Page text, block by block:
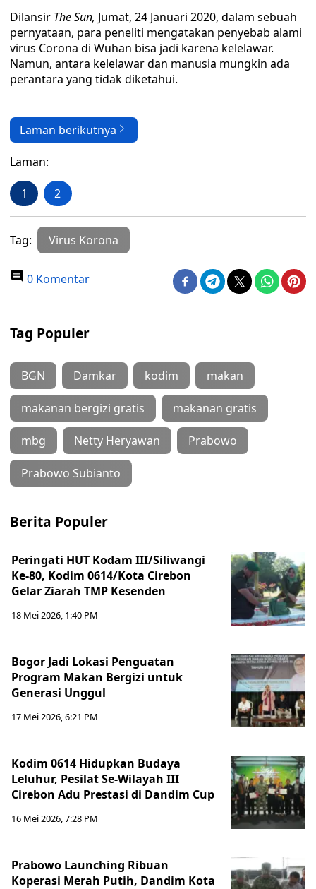
Dilansir The Sun, Jumat, 24 Januari 2020, dalam sebuah
pernyataan, para peneliti mengatakan penyebab alami
virus Corona di Wuhan bisa jadi karena kelelawar.
Namun, antara kelelawar dan manusia mungkin ada
perantara yang tidak diketahui.
Laman berikutnya
Laman:
1 2
Tag: Virus Korona
0 Komentar
Tag Populer
BGN Damkar kodim makan
makanan bergizi gratis makanan gratis
mbg Netty Heryawan Prabowo
Prabowo Subianto
Berita Populer
Peringati HUT Kodam III/Siliwangi
Ke-80, Kodim 0614/Kota Cirebon
Gelar Ziarah TMP Kesenden
18 Mei 2026, 1:40 PM
Bogor Jadi Lokasi Penguatan
Program Makan Bergizi untuk
Generasi Unggul
17 Mei 2026, 6:21 PM
Kodim 0614 Hidupkan Budaya
Leluhur, Pesilat Se-Wilayah III
Cirebon Adu Prestasi di Dandim Cup
16 Mei 2026, 7:28 PM
Prabowo Launching Ribuan
Koperasi Merah Putih, Dandim Kota